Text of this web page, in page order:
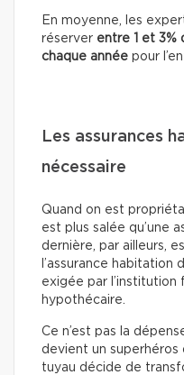
En moyenne, les
réserver entre 1 et 3%
chaque année pour
Les assurances
nécessaire
Quand on est
est plus salée qu’une
dernière, par ailleurs,
l’assurance habitation
exigée par
hypothécaire.
Ce n’est pas la
devient un superhéros
tuyau décide de